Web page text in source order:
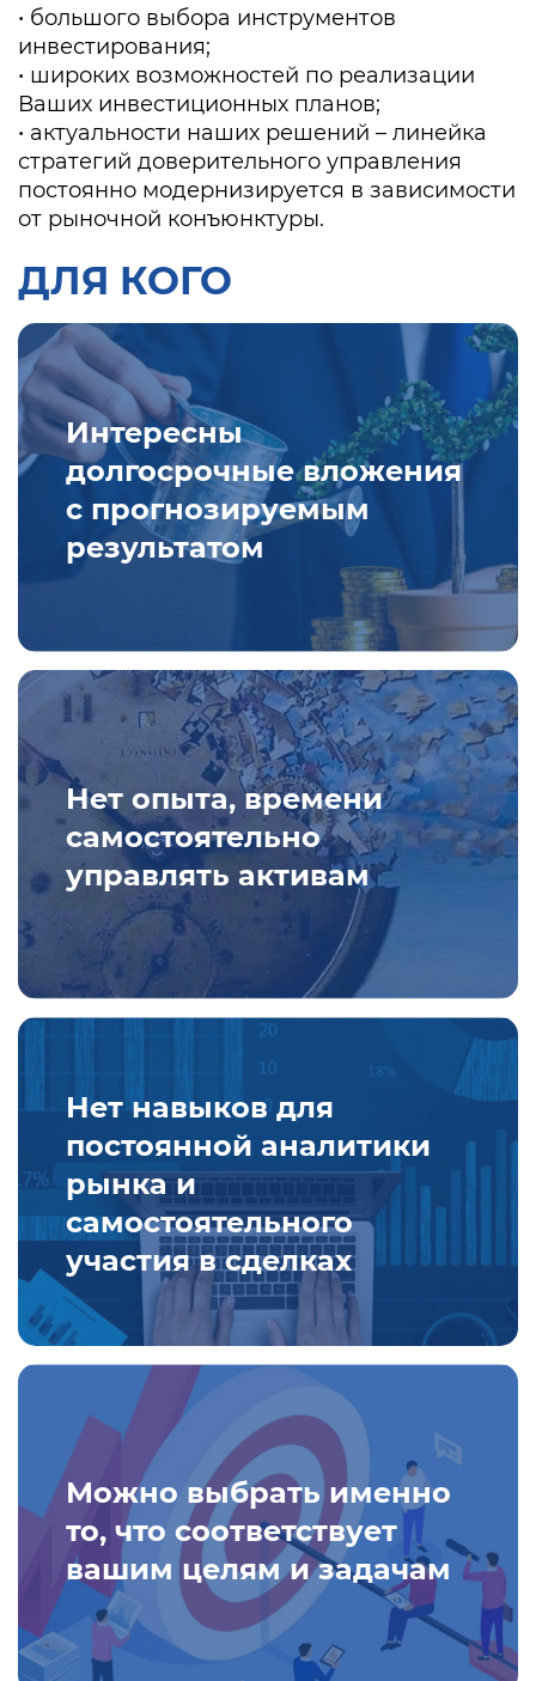
• большого выбора инструментов
инвестирования;
• широких возможностей по реализации
Ваших инвестиционных планов;
• актуальности наших решений – линейка
стратегий доверительного управления
постоянно модернизируется в зависимости
от рыночной конъюнктуры.
ДЛЯ КОГО
Интересны
долгосрочные вложения
с прогнозируемым
результатом
Нет опыта, времени
самостоятельно
управлять активам
Нет навыков для
постоянной аналитики
рынка и
самостоятельного
участия в сделках
Можно выбрать именно
то, что соответствует
вашим целям и задачам